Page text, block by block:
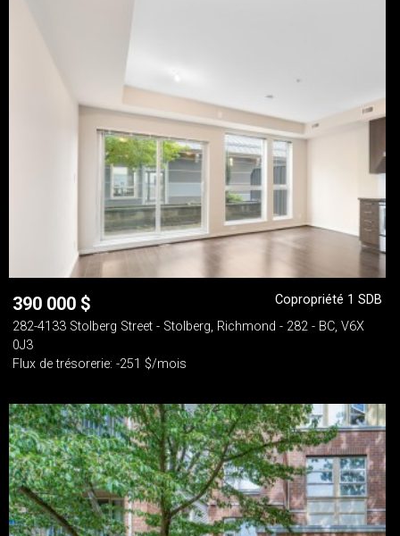
390 000 $
Copropriété 1 SDB
282-4133 Stolberg Street - Stolberg, Richmond - 282 - BC, V6X
0J3
Flux de trésorerie: -251 $/mois